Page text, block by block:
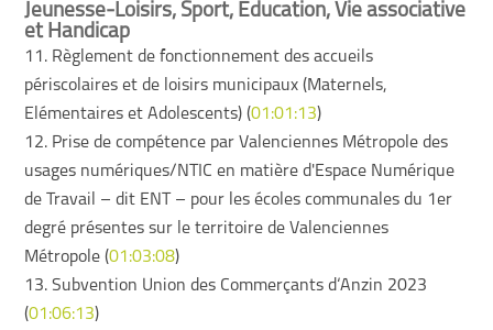
Jeunesse-Loisirs, Sport, Education, Vie associative
et Handicap
11. Règlement de fonctionnement des accueils
périscolaires et de loisirs municipaux (Maternels,
Elémentaires et Adolescents) (01:01:13)
12. Prise de compétence par Valenciennes Métropole des
usages numériques/NTIC en matière d'Espace Numérique
de Travail – dit ENT – pour les écoles communales du 1er
degré présentes sur le territoire de Valenciennes
Métropole (01:03:08)
13. Subvention Union des Commerçants d‘Anzin 2023
(01:06:13)